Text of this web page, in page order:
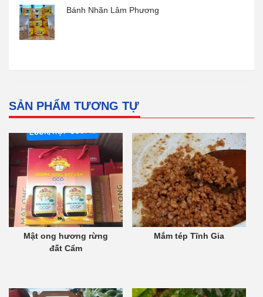
Bánh Nhãn Lâm Phương
SẢN PHẨM TƯƠNG TỰ
Mật ong hương rừng
đất Cẩm
Mắm tép Tĩnh Gia